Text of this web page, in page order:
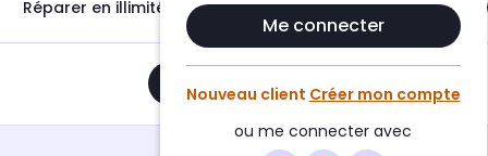
Me connecter
Nouveau client Créer mon compte
ou me connecter avec
Réparer en illimité avec Le Club Infinity
Ajouter au panier